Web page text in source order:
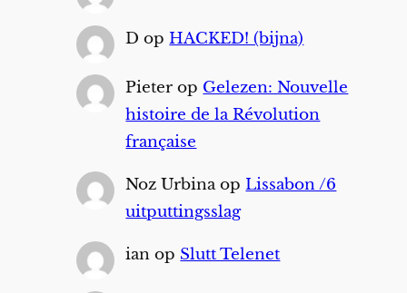
D opHACKED! (bijna)
Pieter op Gelezen: Nouvelle
histoire de la Révolution
française
Noz UrbinaopLissabon /6
uitputtingsslag
ian op Slutt Telenet